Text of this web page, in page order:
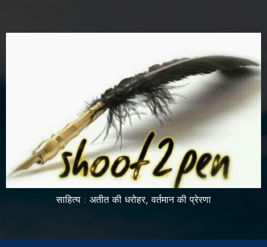
साहित्य : अतीत की धरोहर, वर्तमान की प्रेरणा